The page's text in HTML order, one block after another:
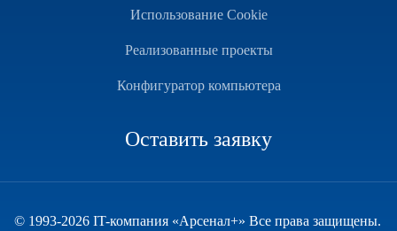
Использование Cookie
Реализованные проекты
Конфигуратор компьютера
Оставить заявку
© 1993-2026 IT-компания «Арсенал+» Все права защищены.